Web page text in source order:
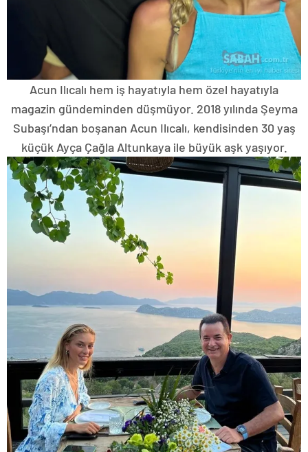
Acun Ilıcalı hem iş hayatıyla hem özel hayatıyla
magazin gündeminden düşmüyor. 2018 yılında Şeyma
Subaşı’ndan boşanan Acun Ilıcalı, kendisinden 30 yaş
küçük Ayça Çağla Altunkaya ile büyük aşk yaşıyor.